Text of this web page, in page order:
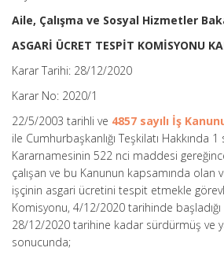
Aile, Çalışma ve Sosyal Hizmetler
ASGARİ ÜCRET TESPİT KOMİSYONU
Karar Tarihi: 28/12/2020
Karar No: 2020/1
22/5/2003 tarihli ve 4857 sayılı İş
ile Cumhurbaşkanlığı Teşkilatı Hakkında 1
Kararnamesinin 522 nci maddesi
çalışan ve bu Kanunun kapsamında olan
işçinin asgari ücretini tespit etmekle
Komisyonu, 4/12/2020 tarihinde başladığı
28/12/2020 tarihine kadar sürdürmüş ve
sonucunda;